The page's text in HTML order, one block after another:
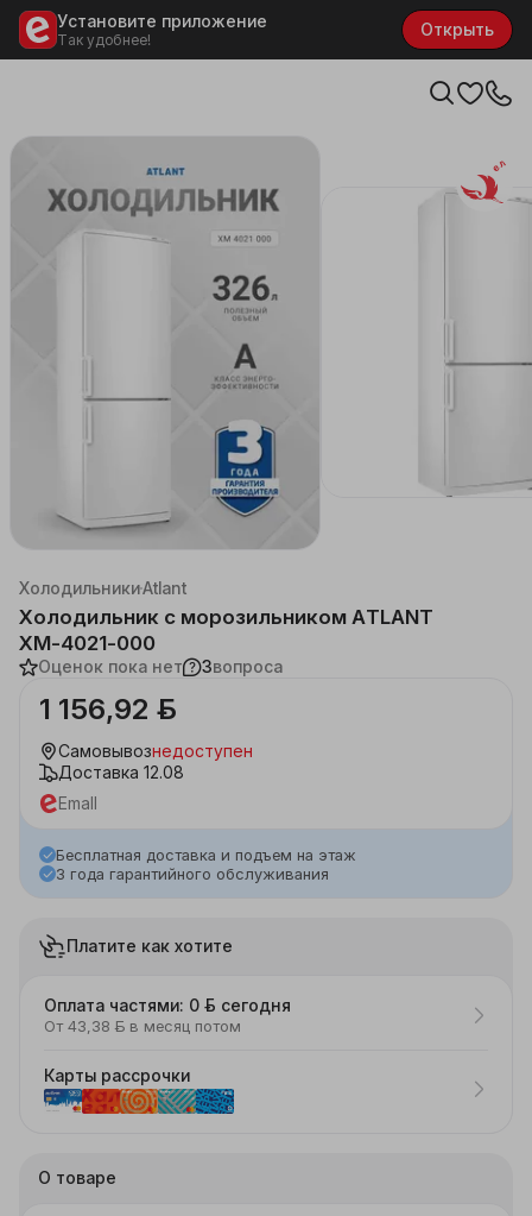
Установите приложение
Так удобнее!
Открыть
Каталог
Бытовая техника
Крупная техника для кухни
ХолодильникиAtlant
Холодильник с морозильником ATLANT
ХМ-4021-000
Оценок пока нет 3вопроса
1 156,92 ƃ
Самовывознедоступен
Доставка 12.08
Emall
Бесплатная доставка и подъем на этаж
3 года гарантийного обслуживания
Платите как хотите
Оплата частями: 0 ƃ сегодня
От 43,38 ƃ в месяц потом
Карты рассрочки
О товаре